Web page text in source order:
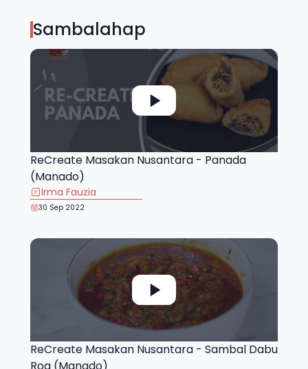
Sambalahap
ReCreate Masakan Nusantara - Panada
(Manado)
Irma Fauzia
30 Sep 2022
ReCreate Masakan Nusantara - Sambal Dabu